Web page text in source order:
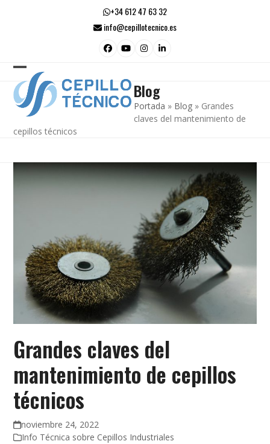
+34 612 47 63 32
info@cepillotecnico.es
Facebook
YouTubeInstagram
LinkedIn
Open
mobile
menu
Close
mobile
menu
Blog
Portada » Blog » Grandes
claves del mantenimiento de
cepillos técnicos
Grandes claves del
mantenimiento de cepillos
técnicos
noviembre 24, 2022
Info Técnica sobre Cepillos Industriales